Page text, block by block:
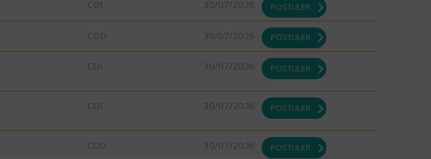
CDI 30/07/2026 POSTULER
CDD 30/07/2026 POSTULER
CDI 30/07/2026 POSTULER
CDI 30/07/2026 POSTULER
CDD 30/07/2026 POSTULER